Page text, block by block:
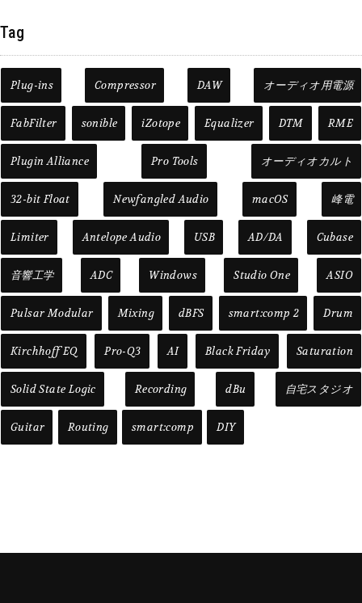
Tag
Plug-ins Compressor DAW オーディオ用電源
FabFilter sonible iZotope Equalizer DTM RME
Plugin Alliance Pro Tools オーディオカルト
32-bit Float Newfangled Audio macOS 峰電
Limiter Antelope Audio USB AD/DA Cubase
音響工学 ADC Windows Studio One ASIO
Pulsar Modular Mixing dBFS smart:comp 2 Drum
Kirchhoff EQ Pro-Q3 AI Black Friday Saturation
Solid State Logic Recording dBu 自宅スタジオ
Guitar Routing smart:comp DIY